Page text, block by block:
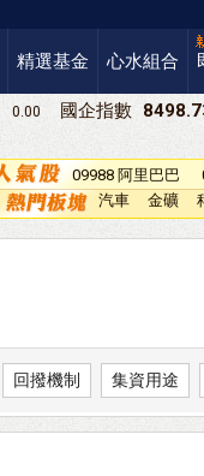
精選基金 心水組合
0.00 國企指數
09988 阿里巴巴
－Ｗ汽車
金礦
回撥機制 集資用途